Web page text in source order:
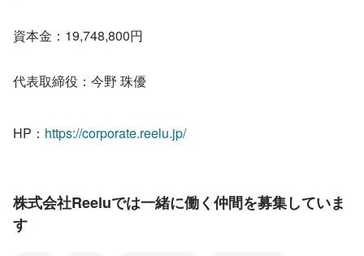
資本金：19,748,800円
代表取締役：今野 珠優
HP： https://corporate.reelu.jp/
株式会社Reeluでは一緒に働く仲間を募集していま
す